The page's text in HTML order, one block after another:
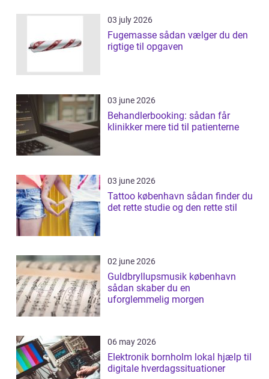
03 july 2026
Fugemasse sådan vælger du den
rigtige til opgaven
03 june 2026
Behandlerbooking: sådan får
klinikker mere tid til patienterne
03 june 2026
Tattoo københavn sådan finder du
det rette studie og den rette stil
02 june 2026
Guldbryllupsmusik københavn
sådan skaber du en
uforglemmelig morgen
06 may 2026
Elektronik bornholm lokal hjælp til
digitale hverdagssituationer